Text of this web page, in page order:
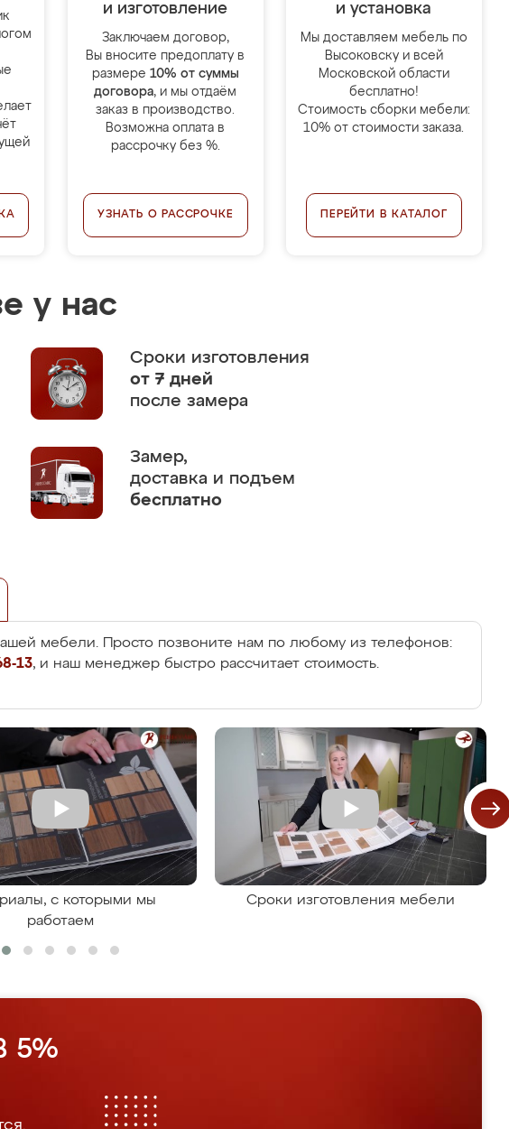
и изготовление
Заключаем договор,
Вы вносите предоплату в
размере 10% от суммы
договора, и мы отдаём
заказ в производство.
Возможна оплата в
рассрочку без %.
УЗНАТЬ О РАССРОЧКЕ
и установка
Мы доставляем мебель по
Высоковску и всей
Московской области
бесплатно!
Стоимость сборки мебели:
10% от стоимости заказа.
ПЕРЕЙТИ В КАТАЛОГ
у нас
Сроки изготовления
от 7 дней
после замера
Замер,
доставка и подъем
бесплатно
мебели. Просто позвоните нам по любому из телефонов:
13, и наш менеджер быстро рассчитает стоимость.
с которыми мы
работаем
Сроки изготовления мебели
5%